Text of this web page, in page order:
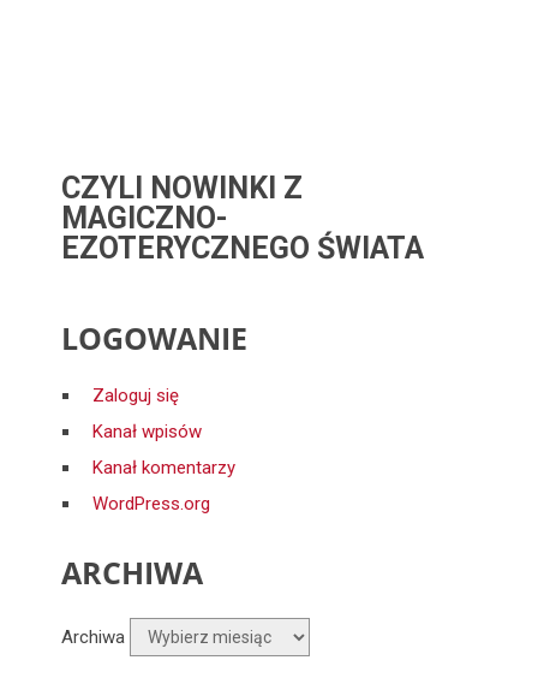
CZYLI NOWINKI Z
MAGICZNO-
EZOTERYCZNEGO ŚWIATA
LOGOWANIE
Zaloguj się
Kanał wpisów
Kanał komentarzy
WordPress.org
ARCHIWA
Archiwa